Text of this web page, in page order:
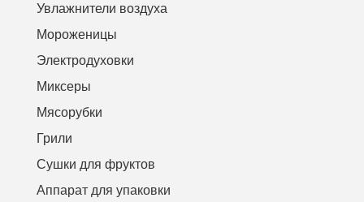
Увлажнители воздуха
Мороженицы
Электродуховки
Миксеры
Мясорубки
Грили
Сушки для фруктов
Аппарат для упаковки